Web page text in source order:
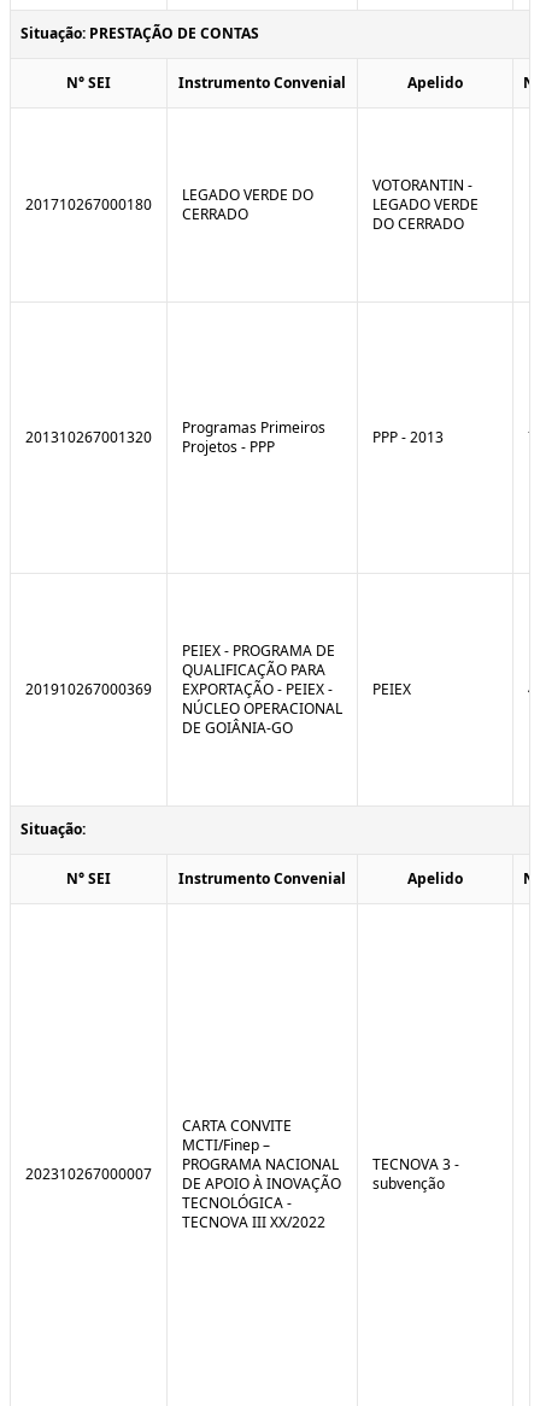
Situação: PRESTAÇÃO DE CONTAS
N° SEI Instrumento Convenial Apelido
201710267000180
LEGADO VERDE DO
CERRADO
VOTORANTIN -
LEGADO VERDE
DO CERRADO
201310267001320
Programas Primeiros
Projetos - PPP
PPP - 2013
201910267000369
PEIEX - PROGRAMA DE
QUALIFICAÇÃO PARA
EXPORTAÇÃO - PEIEX -
NÚCLEO OPERACIONAL
DE GOIÂNIA-GO
PEIEX
Situação:
N° SEI Instrumento Convenial Apelido
202310267000007
CARTA CONVITE
MCTI/Finep –
PROGRAMA NACIONAL
DE APOIO À INOVAÇÃO
TECNOLÓGICA -
TECNOVA III XX/2022
TECNOVA 3 -
subvenção